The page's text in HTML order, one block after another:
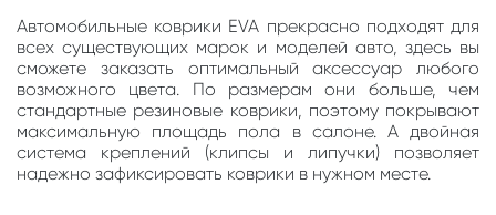
Автомобильные коврики EVA прекрасно подходят для
всех существующих марок и моделей авто, здесь вы
сможете заказать оптимальный аксессуар любого
возможного цвета. По размерам они больше, чем
стандартные резиновые коврики, поэтому покрывают
максимальную площадь пола в салоне. А двойная
система креплений (клипсы и липучки) позволяет
надежно зафиксировать коврики в нужном месте.